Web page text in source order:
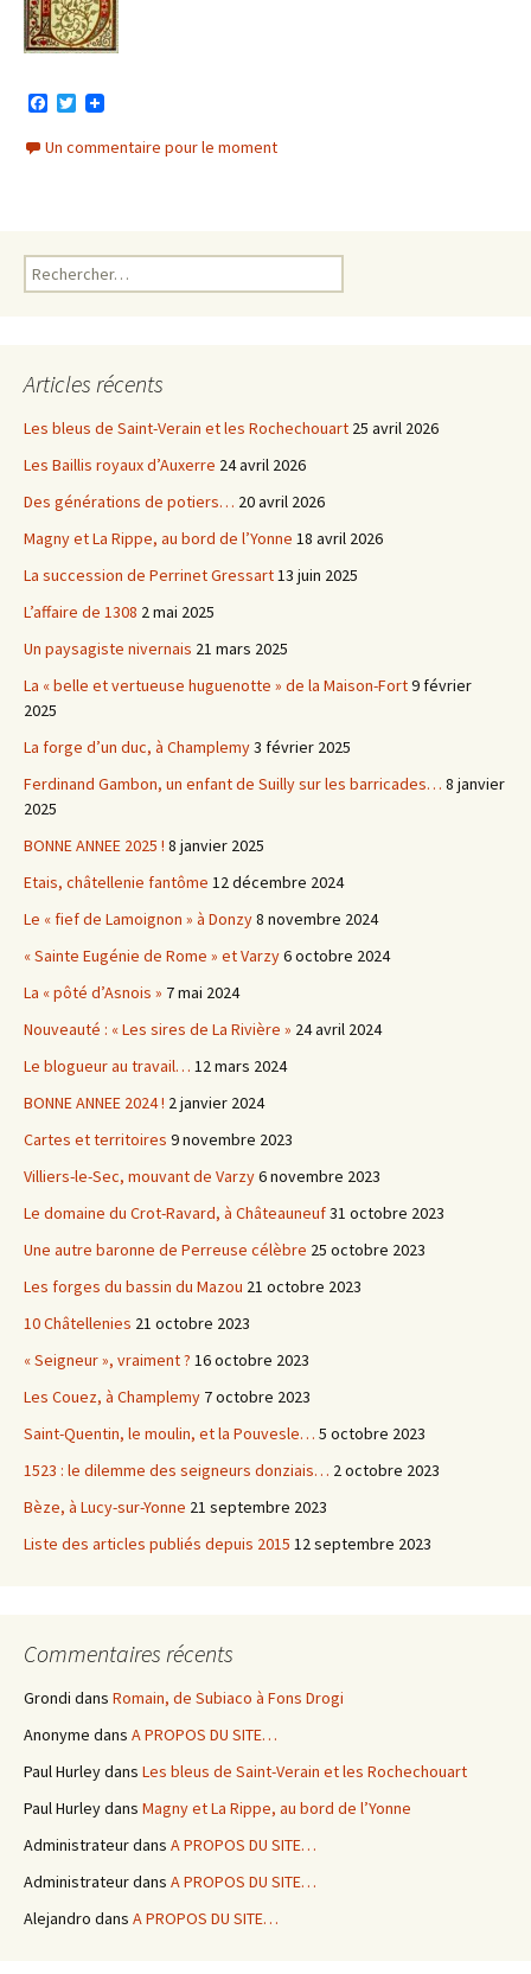
c
e
T
i
t
Un commentaire pour le moment
Rechercher :
Articles récents
Les bleus de Saint-Verain et les Rochechouart 25 avril 2026
Les Baillis royaux d’Auxerre 24 avril 2026
Des générations de potiers… 20 avril 2026
Magny et La Rippe, au bord de l’Yonne 18 avril 2026
La succession de Perrinet Gressart13 juin 2025
L’affaire de 1308 2 mai 2025
Un paysagiste nivernais 21 mars 2025
La « belle et vertueuse huguenotte » de la Maison-Fort9 février
2025
La forge d’un duc, à Champlemy3 février 2025
Ferdinand Gambon, un enfant de Suilly sur les barricades… 8 janvier
2025
BONNE ANNEE 2025 ! 8 janvier 2025
Etais, châtellenie fantôme 12 décembre 2024
Le « fief de Lamoignon » à Donzy8 novembre 2024
« Sainte Eugénie de Rome » et Varzy6 octobre 2024
La « pôté d’Asnois » 7 mai 2024
Nouveauté : « Les sires de La Rivière » 24 avril 2024
Le blogueur au travail… 12 mars 2024
BONNE ANNEE 2024 ! 2 janvier 2024
Cartes et territoires 9 novembre 2023
Villiers-le-Sec, mouvant de Varzy6 novembre 2023
Le domaine du Crot-Ravard, à Châteauneuf31 octobre 2023
Une autre baronne de Perreuse célèbre 25 octobre 2023
Les forges du bassin du Mazou 21 octobre 2023
10 Châtellenies 21 octobre 2023
« Seigneur », vraiment ? 16 octobre 2023
Les Couez, à Champlemy 7 octobre 2023
Saint-Quentin, le moulin, et la Pouvesle… 5 octobre 2023
1523 : le dilemme des seigneurs donziais… 2 octobre 2023
Bèze, à Lucy-sur-Yonne 21 septembre 2023
Liste des articles publiés depuis 2015 12 septembre 2023
Commentaires récents
Grondi dans Romain, de Subiaco à Fons Drogi
Anonyme dans A PROPOS DU SITE…
Paul Hurleydans Les bleus de Saint-Verain et les Rochechouart
Paul Hurleydans Magny et La Rippe, au bord de l’Yonne
Administrateurdans A PROPOS DU SITE…
Administrateurdans A PROPOS DU SITE…
Alejandro dans A PROPOS DU SITE…